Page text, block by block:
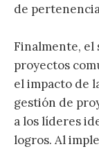
de
Finalmente, el
proyectos
el impacto de
gestión de
a los líderes
logros. Al